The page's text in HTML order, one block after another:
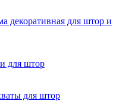
декоративная для штор и
для штор
для штор